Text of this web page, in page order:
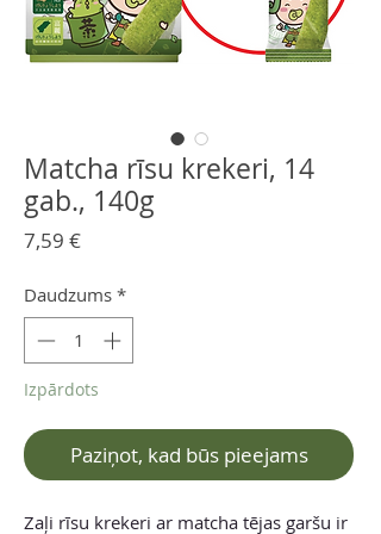
Matcha rīsu krekeri, 14
gab., 140g
7,59 €Cena
Daudzums *
Izpārdots
Paziņot, kad būs pieejams
Zaļi rīsu krekeri ar matcha tējas garšu ir